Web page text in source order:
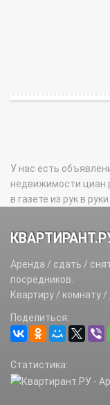
У нас есть
недвижимости
в газете из рук в
Аренда / сдать /
посредников.
Квартиру / комнату
Поделиться:
Статистика: